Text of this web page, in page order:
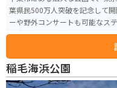
葉県民500万人突破を記念して
ーや野外コンサートも可能なス
工海浜など、多彩な施設が揃っ
らのんびりと過ごすことができ
ポートタワーは、地上113メー
ます。夕方は太平洋に沈んでい
り先にピッタリなスポットです
稲毛海浜公園